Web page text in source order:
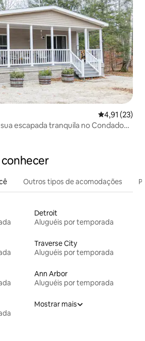
4,91 de uma
4,91 (23)
escapada tranquila no Condado
Outros tipos de acomodações
Detroit
Aluguéis por temporada
Traverse City
Aluguéis por temporada
Ann Arbor
Aluguéis por temporada
Mostrar mais